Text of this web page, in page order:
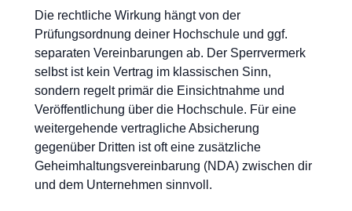
Die rechtliche Wirkung hängt von der
Prüfungsordnung deiner Hochschule und ggf.
separaten Vereinbarungen ab. Der Sperrvermerk
selbst ist kein Vertrag im klassischen Sinn,
sondern regelt primär die Einsichtnahme und
Veröffentlichung über die Hochschule. Für eine
weitergehende vertragliche Absicherung
gegenüber Dritten ist oft eine zusätzliche
Geheimhaltungsvereinbarung (NDA) zwischen dir
und dem Unternehmen sinnvoll.